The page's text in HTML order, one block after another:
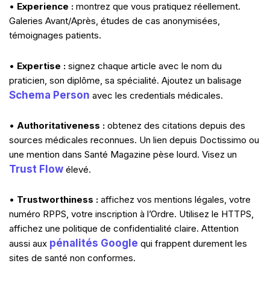
• Experience : montrez que vous pratiquez réellement.
Galeries Avant/Après, études de cas anonymisées,
témoignages patients.
• Expertise : signez chaque article avec le nom du
praticien, son diplôme, sa spécialité. Ajoutez un balisage
Schema Person avec les credentials médicales.
• Authoritativeness : obtenez des citations depuis des
sources médicales reconnues. Un lien depuis Doctissimo ou
une mention dans Santé Magazine pèse lourd. Visez un
Trust Flow élevé.
• Trustworthiness : affichez vos mentions légales, votre
numéro RPPS, votre inscription à l’Ordre. Utilisez le HTTPS,
affichez une politique de confidentialité claire. Attention
aussi aux pénalités Google qui frappent durement les
sites de santé non conformes.